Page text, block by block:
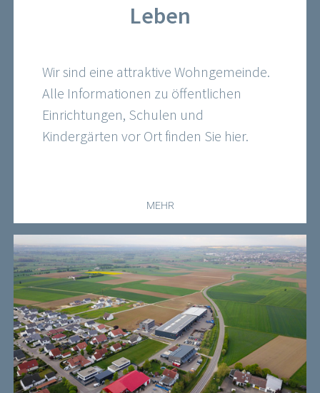
Leben
Wir sind eine attraktive Wohngemeinde.
Alle Informationen zu öffentlichen
Einrichtungen, Schulen und
Kindergärten vor Ort finden Sie hier.
MEHR